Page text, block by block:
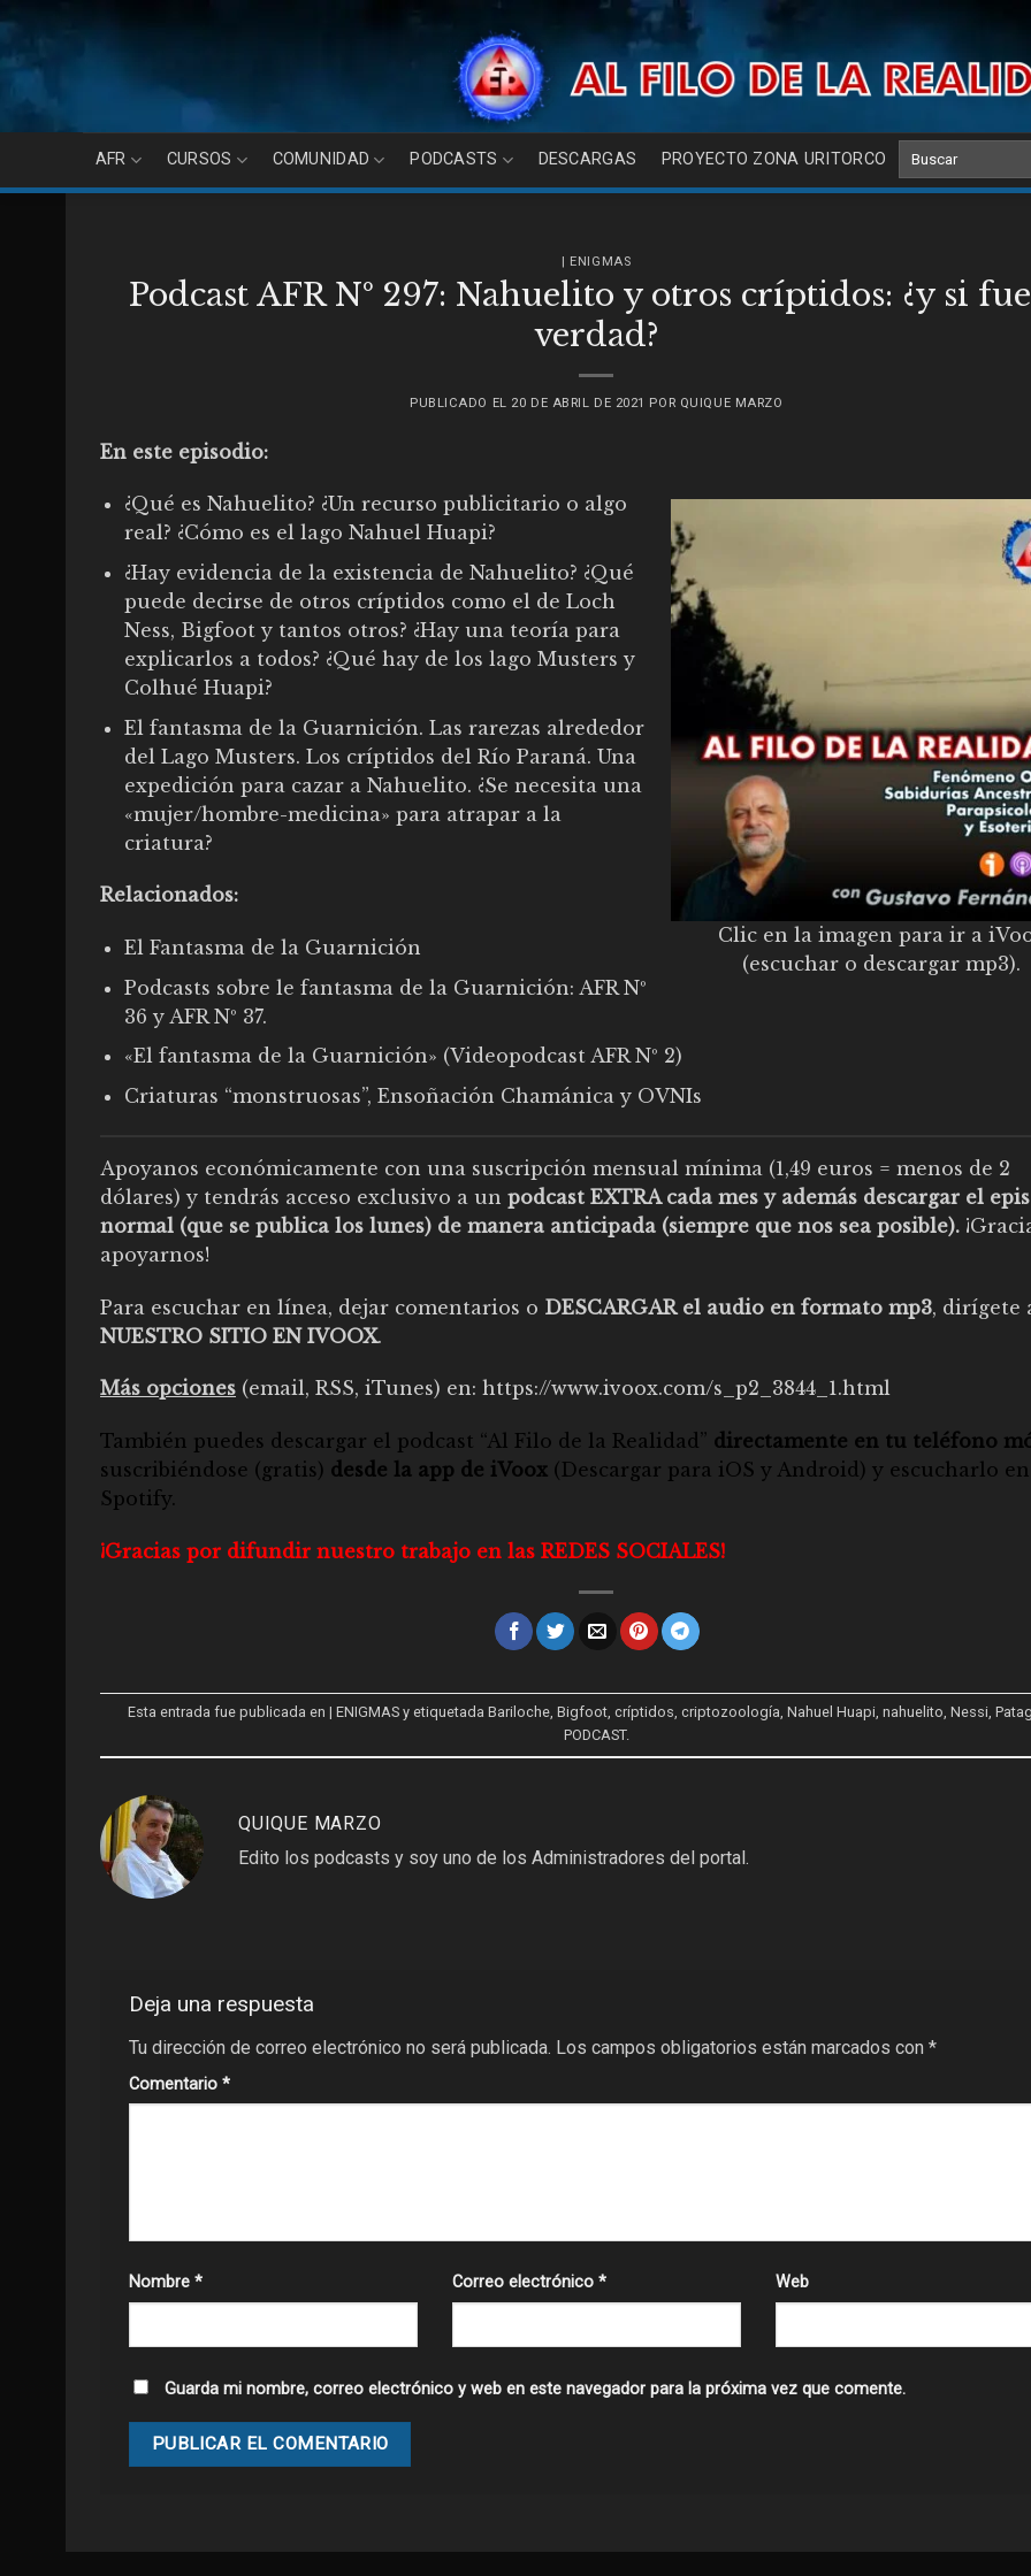
content
AFR CURSOS COMUNIDAD PODCASTS DESCARGAS PROYECTO ZONA URITORCO
| ENIGMAS
Podcast AFR Nº 297: Nahuelito y otros críptidos: ¿y si
verdad?
PUBLICADO EL 20 DE ABRIL DE 2021 POR QUIQUE MARZO
En este episodio:
Clic en la imagen para ir a
(escuchar o descargar mp3).
¿Qué es Nahuelito? ¿Un recurso publicitario o algo
real? ¿Cómo es el lago Nahuel Huapi?
¿Hay evidencia de la existencia de Nahuelito? ¿Qué
puede decirse de otros críptidos como el de Loch
Ness, Bigfoot y tantos otros? ¿Hay una teoría para
explicarlos a todos? ¿Qué hay de los lago Musters y
Colhué Huapi?
El fantasma de la Guarnición. Las rarezas alrededor
del Lago Musters. Los críptidos del Río Paraná. Una
expedición para cazar a Nahuelito. ¿Se necesita una
«mujer/hombre-medicina» para atrapar a la
criatura?
Relacionados:
El Fantasma de la Guarnición
Podcasts sobre le fantasma de la Guarnición: AFR Nº
36 y AFR Nº 37.
«El fantasma de la Guarnición» (Videopodcast AFR Nº 2)
Criaturas “monstruosas”, Ensoñación Chamánica y OVNIs
Apoyanos económicamente con una suscripción mensual mínima (1,49 euros = menos de 2
dólares) y tendrás acceso exclusivo a un podcast EXTRA cada mes y además descargar el
normal (que se publica los lunes) de manera anticipada (siempre que nos sea posible).
apoyarnos!
Para escuchar en línea, dejar comentarios o DESCARGAR el audio en formato mp3, dirígete
NUESTRO SITIO EN IVOOX.
Más opciones (email, RSS, iTunes) en: https://www.ivoox.com/s_p2_3844_1.html
También puedes descargar el podcast “Al Filo de la Realidad” directamente en tu teléfono
suscribiéndose (gratis) desde la app de iVoox (Descargar para iOS y Android) y escucharlo en
Spotify.
¡Gracias por difundir nuestro trabajo en las REDES SOCIALES!
Esta entrada fue publicada en | ENIGMASy etiquetada Bariloche, Bigfoot, críptidos, criptozoología, Nahuel Huapi, nahuelito, Nessi,
PODCAST.
QUIQUE MARZO
Edito los podcasts y soy uno de los Administradores del portal.
Deja una respuesta
Tu dirección de correo electrónico no será publicada. Los campos obligatorios están marcados con *
Comentario *
Nombre * Correo electrónico * Web
Guarda mi nombre, correo electrónico y web en este navegador para la próxima vez que comente.